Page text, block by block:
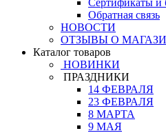
Сертификаты и
Обратная связь
НОВОСТИ
ОТЗЫВЫ О
Каталог товаров
НОВИНКИ
ПРАЗДНИКИ
14 ФЕВРАЛЯ
23 ФЕВРАЛЯ
8 МАРТА
9 МАЯ